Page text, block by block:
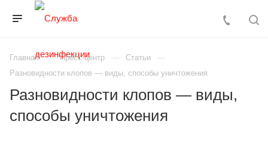
Главная Пресс-центр
Статьи
Разновидности клопов — виды, способы уничтожения
Разновидности клопов — виды,
способы уничтожения